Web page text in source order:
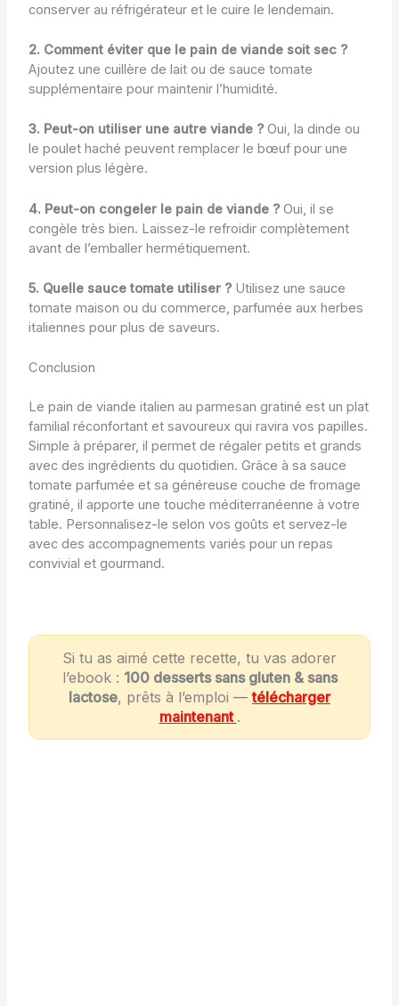
conserver au réfrigérateur et le cuire le lendemain.
2. Comment éviter que le pain de viande soit sec ?
Ajoutez une cuillère de lait ou de sauce tomate
supplémentaire pour maintenir l’humidité.
3. Peut-on utiliser une autre viande ?Oui, la dinde ou
le poulet haché peuvent remplacer le bœuf pour une
version plus légère.
4. Peut-on congeler le pain de viande ?Oui, il se
congèle très bien. Laissez-le refroidir complètement
avant de l’emballer hermétiquement.
5. Quelle sauce tomate utiliser ?Utilisez une sauce
tomate maison ou du commerce, parfumée aux herbes
italiennes pour plus de saveurs.
Conclusion
Le pain de viande italien au parmesan gratiné est un plat
familial réconfortant et savoureux qui ravira vos papilles.
Simple à préparer, il permet de régaler petits et grands
avec des ingrédients du quotidien. Grâce à sa sauce
tomate parfumée et sa généreuse couche de fromage
gratiné, il apporte une touche méditerranéenne à votre
table. Personnalisez-le selon vos goûts et servez-le
avec des accompagnements variés pour un repas
convivial et gourmand.
Si tu as aimé cette recette, tu vas adorer
l’ebook : 100 desserts sans gluten & sans
lactose, prêts à l’emploi —télécharger
maintenant .